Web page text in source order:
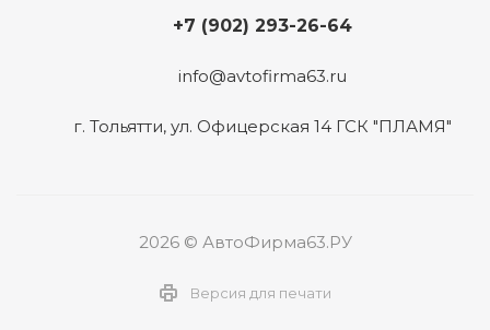
+7 (902) 293-26-64
info@avtofirma63.ru
г. Тольятти, ул. Офицерская 14 ГСК "ПЛАМЯ"
2026 © АвтоФирма63.РУ
Версия для печати